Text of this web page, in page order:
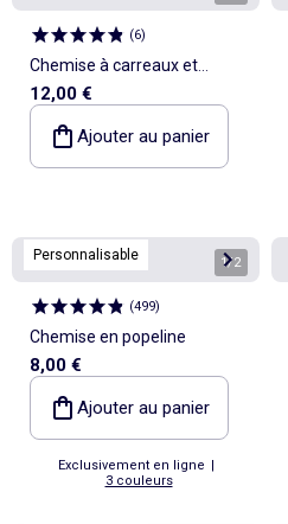
(6)
Chemise à carreaux et
manches courtes
12,00 €
Ajouter au panier
Personnalisable 1/2
(499)
Chemise en popeline
8,00 €
Ajouter au panier
Exclusivement en ligne |
3 couleurs